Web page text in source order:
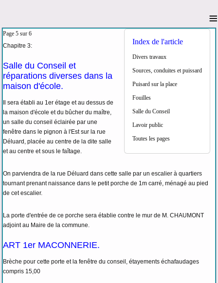
≡
Index de l'article
Divers travaux
Sources, conduites et puissard
Puisard sur la place
Fouilles
Salle du Conseil
Lavoir public
Toutes les pages
Page 5 sur 6
Chapitre 3:
Salle du Conseil et
réparations diverses dans la
maison d'école.
Il sera établi au 1er étage et au dessus de
la maison d'école et du bûcher du maître,
un salle du conseil éclairée par une
fenêtre dans le pignon à l'Est sur la rue
Déluard, placée au centre de la dite salle
et au centre et sous le faîtage.
On parviendra de la rue Déluard dans cette salle par un escalier à quartiers
tournant prenant naissance dans le petit porche de 1m carré, ménagé au pied
de cet escalier.
La porte d'entrée de ce porche sera établie contre le mur de M. CHAUMONT
adjoint au Maire de la commune.
ART 1er MACONNERIE.
Brèche pour cette porte et la fenêtre du conseil, étayements échafaudages
compris 15,00